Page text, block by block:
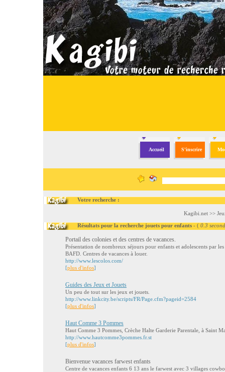
Accueil S'inscrire
Votre recherche :
Kagibi.net >>
Résultats pour la recherche jouets pour enfants - ( 0.3
Portail des colonies et des centres de vacances.
Présentation de nombreux séjours pour enfants et adolescents par
BAFD. Centres de vacances à louer.
http://www.lescolos.com/
[plus d'infos]
Guides des Jeux et Jouets
Un peu de tout sur les jeux et jouets.
http://www.linkcity.be/scripts/FR/Page.cfm?pageid=2584
[plus d'infos]
Haut Comme 3 Pommes
Haut Comme 3 Pommes, Crèche Halte Garderie Parentale, à Saint
http://www.hautcomme3pommes.fr.st
[plus d'infos]
Bienvenue vacances farwest enfants
Centre de vacances enfants 6 13 ans le farwest avec 3 villages